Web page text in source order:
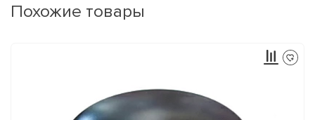
Похожие товары